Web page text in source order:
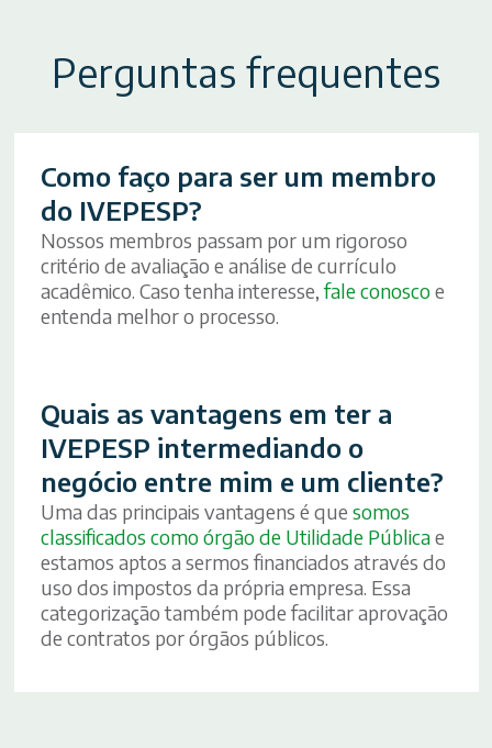
Perguntas frequentes
Como faço para ser um membro
do IVEPESP?
Nossos membros passam por um rigoroso
critério de avaliação e análise de currículo
acadêmico. Caso tenha interesse,fale conoscoe
entenda melhor o processo.
Quais as vantagens em ter a
IVEPESP intermediando o
negócio entre mim e um cliente?
Uma das principais vantagens é que somos
classificados como órgão de Utilidade Públicae
estamos aptos a sermos financiados através do
uso dos impostos da própria empresa. Essa
categorização também pode facilitar aprovação
de contratos por órgãos públicos.